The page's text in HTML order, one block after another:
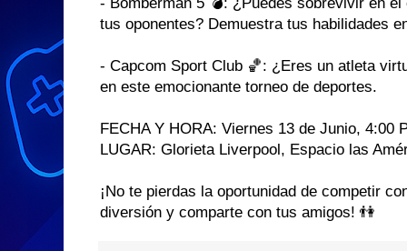
tus oponentes? Demuestra tus habilidades
- Capcom Sport Club 🏀: ¿Eres un atleta
en este emocionante torneo de deportes.
FECHA Y HORA: Viernes 13 de Junio,
LUGAR: Glorieta Liverpool, Espacio las
¡No te pierdas la oportunidad de competir
diversión y comparte con tus amigos! 👫